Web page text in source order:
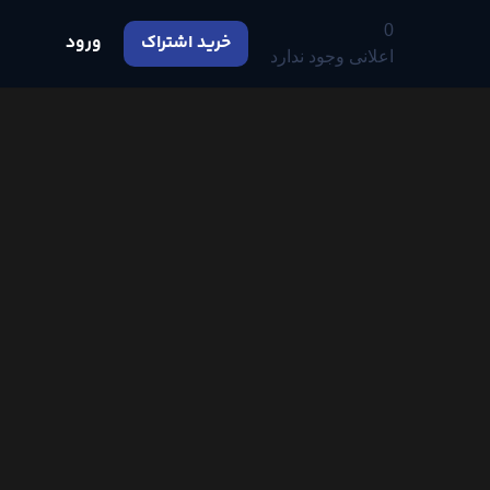
0
اعلانی وجود ندارد
خرید اشتراک ورود